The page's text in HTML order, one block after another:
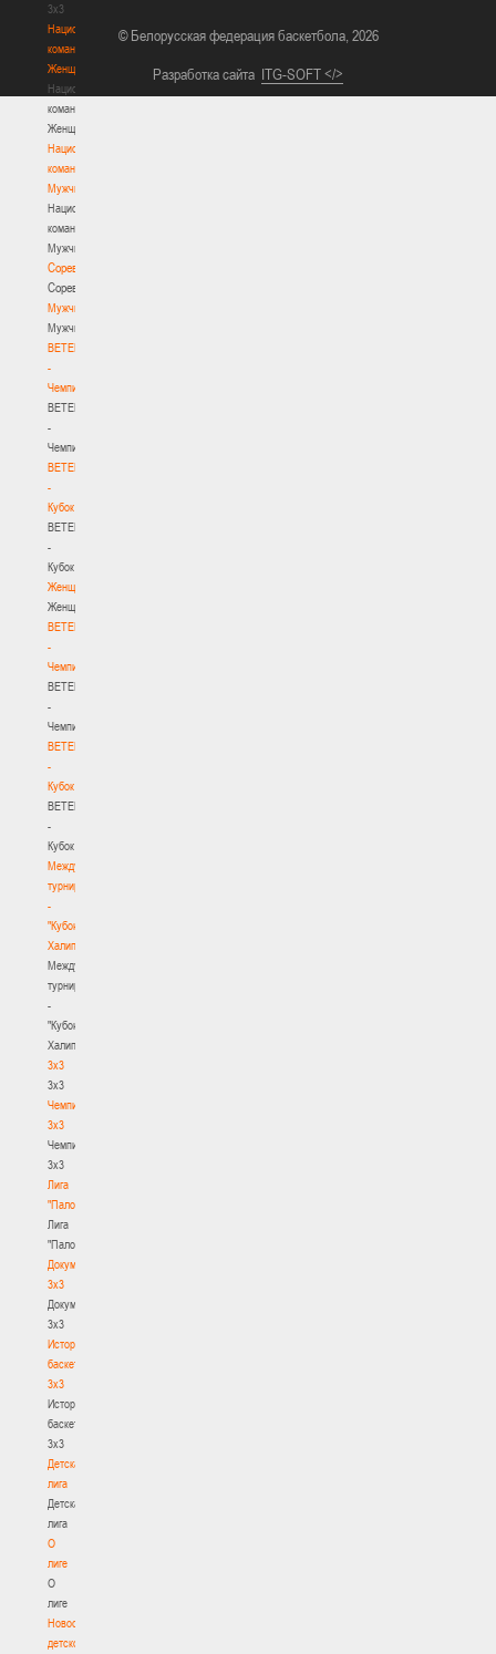
3х3
Национальная
команда.
Женщины
Национальная
команда.
Женщины
Национальная
команда.
Мужчины
Национальная
команда.
Мужчины
Соревнования
Соревнования
Мужчины
Мужчины
BETERA
-
Чемпионат
BETERA
-
Чемпионат
BETERA
-
Кубок
BETERA
-
Кубок
Женщины
Женщины
BETERA
-
Чемпионат
BETERA
-
Чемпионат
BETERA
-
Кубок
BETERA
-
Кубок
Международный
турнир
-
"Кубок
Халипского"
Международный
турнир
-
"Кубок
Халипского"
3x3
3x3
Чемпионат
3х3
Чемпионат
3х3
Лига
"Палова"
Лига
"Палова"
Документы
3х3
Документы
3х3
История
баскетбола
3х3
История
баскетбола
3х3
Детская
лига
Детская
лига
О
лиге
О
лиге
Новости
детской
© Белорусская федерация баскетбола, 2026
Разработка сайта ITG-SOFT </>